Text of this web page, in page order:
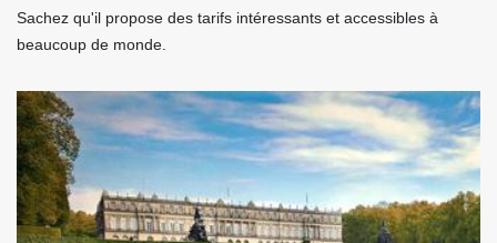
Sachez qu'il propose des tarifs intéressants et accessibles à
beaucoup de monde.